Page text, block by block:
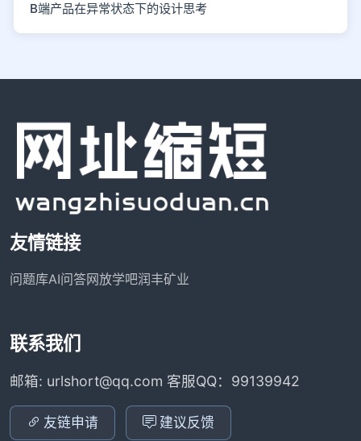
B端产品在异常状态下的设计思考
友情链接
问题库AI问答网放学吧润丰矿业
联系我们
邮箱: urlshort@qq.com 客服QQ：99139942
友链申请 建议反馈